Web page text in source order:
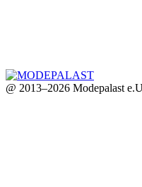
@ 2013–2026 Modepalast